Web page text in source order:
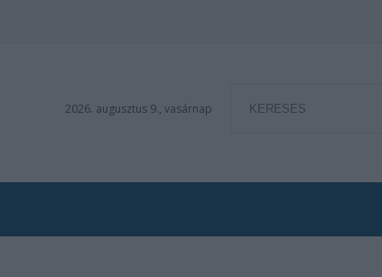
2026. augusztus 9., vasárnap